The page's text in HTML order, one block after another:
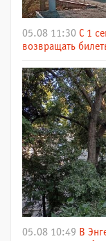
05.08 11:30 С 1
возвращать
05.08 10:49 В